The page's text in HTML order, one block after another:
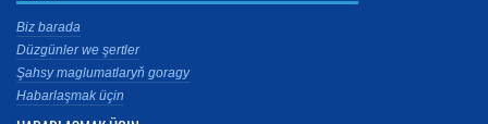
Biz barada
Düzgünler we şertler
Şahsy maglumatlaryň goragy
Habarlaşmak üçin